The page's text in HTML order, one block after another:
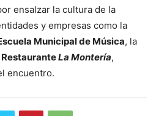
ensalzar la cultura de la
y empresas como la
Municipal de Música, la
RestauranteLa Montería,
encuentro.